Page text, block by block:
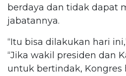
berdaya dan tidak dapat
jabatannya.
“Itu bisa dilakukan hari
“Jika wakil presiden dan
untuk bertindak, Kongres